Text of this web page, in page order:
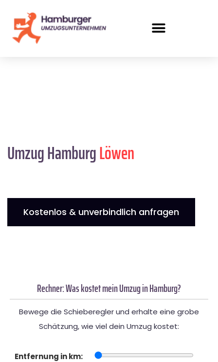
Umzug HamburgLöwen
Kostenlos & unverbindlich anfragen
Rechner: Was kostet mein Umzug in Hamburg?
Bewege die Schieberegler und erhalte eine grobe
Schätzung, wie viel dein Umzug kostet:
Entfernung in km: